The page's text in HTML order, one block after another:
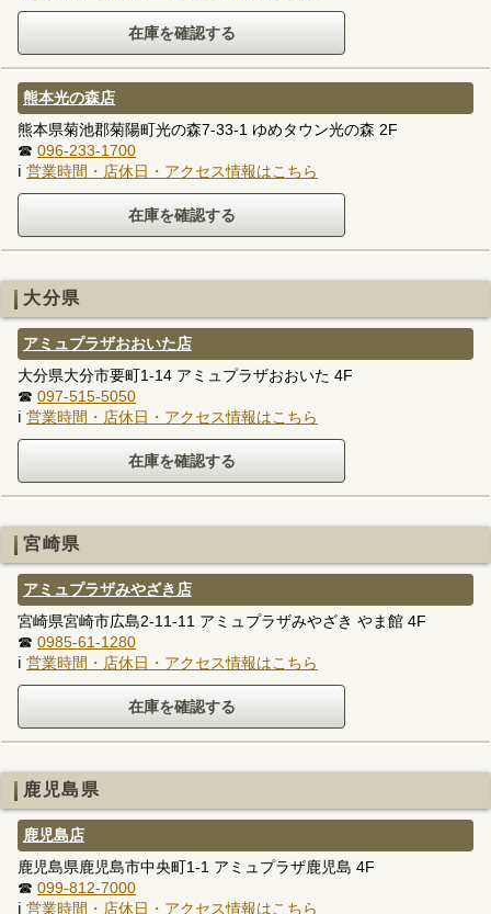
熊本光の森店
熊本県菊池郡菊陽町光の森7-33-1 ゆめタウン光の森 2F
☎ 096-233-1700
ℹ 営業時間・店休日・アクセス情報はこちら
大分県
アミュプラザおおいた店
大分県大分市要町1-14 アミュプラザおおいた 4F
☎ 097-515-5050
ℹ 営業時間・店休日・アクセス情報はこちら
宮崎県
アミュプラザみやざき店
宮崎県宮崎市広島2-11-11 アミュプラザみやざき やま館 4F
☎ 0985-61-1280
ℹ 営業時間・店休日・アクセス情報はこちら
鹿児島県
鹿児島店
鹿児島県鹿児島市中央町1-1 アミュプラザ鹿児島 4F
☎ 099-812-7000
ℹ 営業時間・店休日・アクセス情報はこちら